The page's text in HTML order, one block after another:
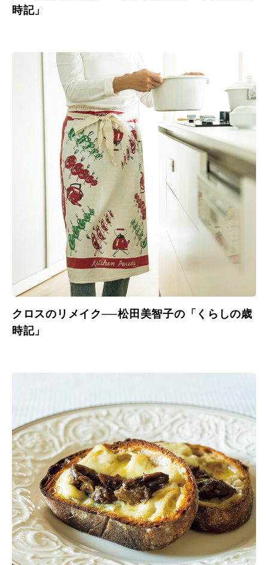
時記」
クロスのリメイク──松田美智子の「くらしの歳
時記」